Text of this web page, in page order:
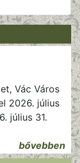
Vác Város
2026. július
július 31.
bővebben